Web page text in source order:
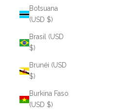
Botsuana
(USD $)
Brasil (USD
$)
Brunéi (USD
$)
Burkina Faso
(USD $)